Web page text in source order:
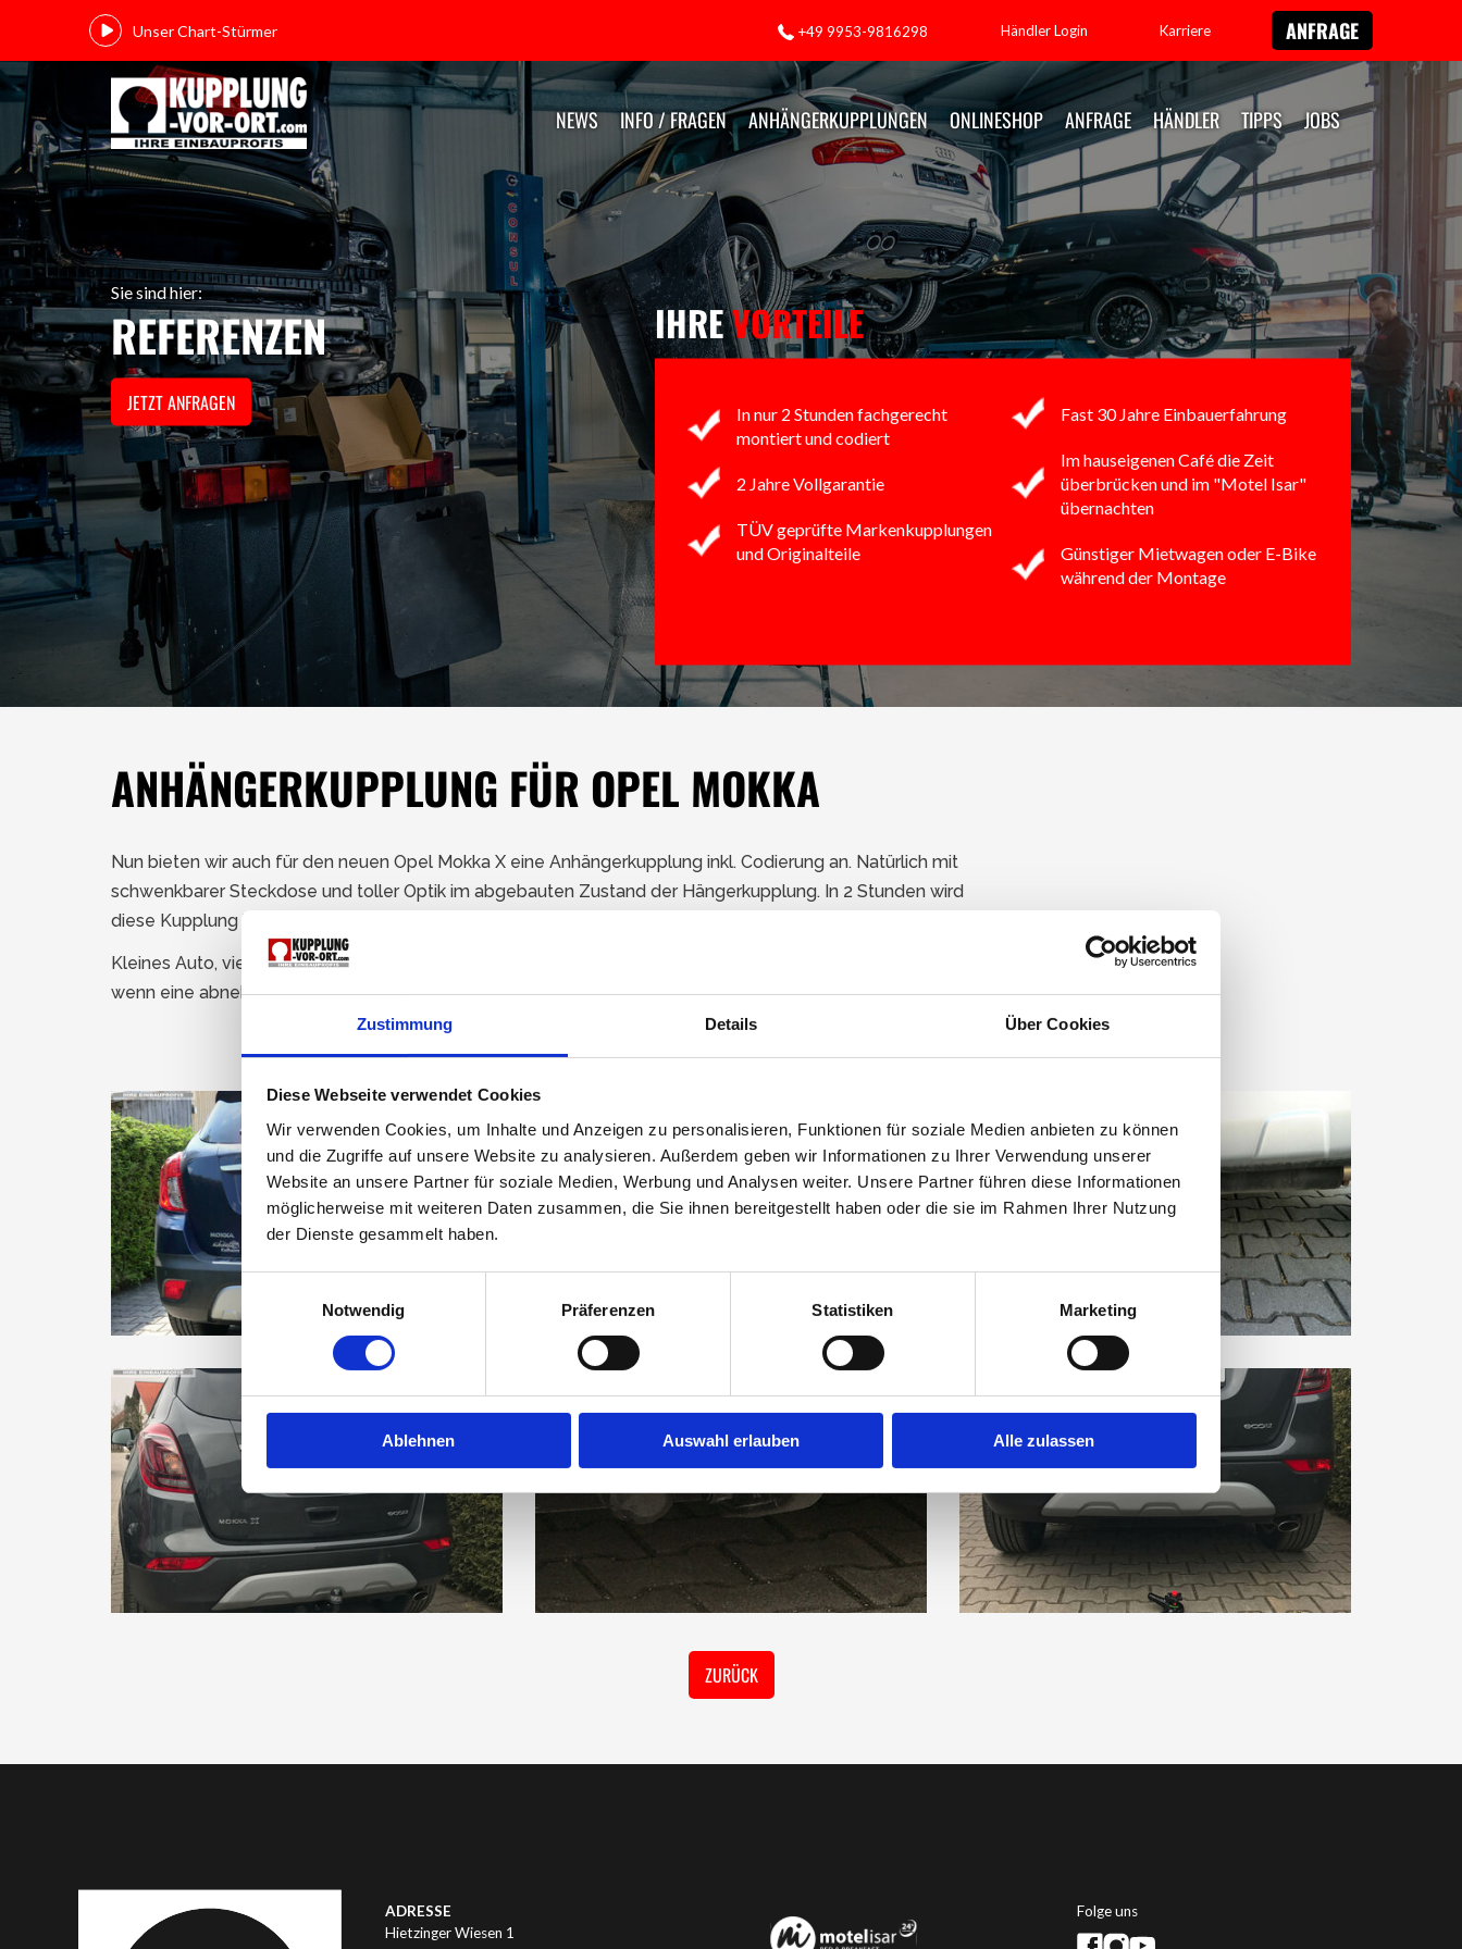
Zustimmung Details Über Cookies
Diese Webseite verwendet Cookies
Wir verwenden Cookies, um Inhalte und Anzeigen zu personalisieren, Funktionen für soziale Medien anbieten zu können
und die Zugriffe auf unsere Website zu analysieren. Außerdem geben wir Informationen zu Ihrer Verwendung unserer
Website an unsere Partner für soziale Medien, Werbung und Analysen weiter. Unsere Partner führen diese Informationen
möglicherweise mit weiteren Daten zusammen, die Sie ihnen bereitgestellt haben oder die sie im Rahmen Ihrer Nutzung
der Dienste gesammelt haben.
Einwilligungsauswahl
Notwendig
Präferenzen Statistiken Marketing
Ablehnen Auswahl erlauben Alle zulassen
Unser Chart-Stürmer +49 9953-9816298 Händler Login Karriere ANFRAGE
NEWS INFO / FRAGEN ANHÄNGERKUPPLUNGEN ONLINESHOP ANFRAGE HÄNDLER TIPPS JOBS
Sie sind hier:
REFERENZEN
JETZT ANFRAGEN
IHREVORTEILE
In nur 2 Stunden fachgerecht
montiert und codiert
2 Jahre Vollgarantie
TÜV geprüfte Markenkupplungen
und Originalteile
Fast 30 Jahre Einbauerfahrung
Im hauseigenen Cafédie Zeit
überbrückenund im "Motel Isar"
übernachten
Günstiger Mietwagen oder E-Bike
während der Montage
ANHÄNGERKUPPLUNG FÜR OPEL MOKKA
Nun bieten wir auch für den neuen Opel Mokka X eine Anhängerkupplung inkl. Codierung an. Natürlich mit
schwenkbarer Steckdose und toller Optik im abgebauten Zustand der Hängerkupplung. In 2 Stunden wird
diese Kupplung in unserem Montagepoint montiert. Mit 2 Jahres Vollgarantie.
Kleines Auto, viel Platz: Auf 4,28 mal 1,78 Metern bringt der Opel Mokka viel Lebensraum unter. Noch mehr
wenn eine abnehmbare Anhängerkupplung von Kupplung vor Ort montiert ist.
ZURÜCK
ADRESSE
Hietzinger Wiesen 1
Folge uns